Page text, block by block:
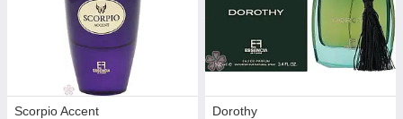
Scorpio Accent
Dorothy